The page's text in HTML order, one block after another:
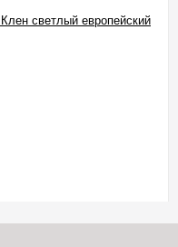
светлый европейский